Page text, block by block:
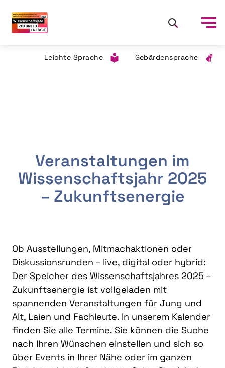
Leichte Sprache Gebärdensprache
Veranstaltungen im
Wissenschaftsjahr 2025
– Zukunftsenergie
Ob Ausstellungen, Mitmachaktionen oder
Diskussionsrunden – live, digital oder hybrid:
Der Speicher des Wissenschaftsjahres 2025 –
Zukunftsenergie ist vollgeladen mit
spannenden Veranstaltungen für Jung und
Alt, Laien und Fachleute. In unserem Kalender
finden Sie alle Termine. Sie können die Suche
nach Ihren Wünschen einstellen und sich so
über Events in Ihrer Nähe oder im ganzen